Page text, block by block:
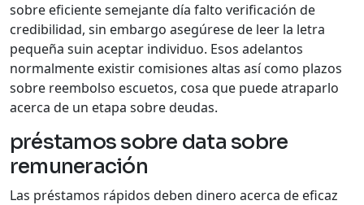
sobre eficiente semejante día falto verificación de
credibilidad, sin embargo asegúrese de leer la letra
pequeña suin aceptar individuo. Esos adelantos
normalmente existir comisiones altas así­ como plazos
sobre reembolso escuetos, cosa que puede atraparlo
acerca de un etapa sobre deudas.
préstamos sobre data sobre
remuneración
Las préstamos rápidos deben dinero acerca de eficaz